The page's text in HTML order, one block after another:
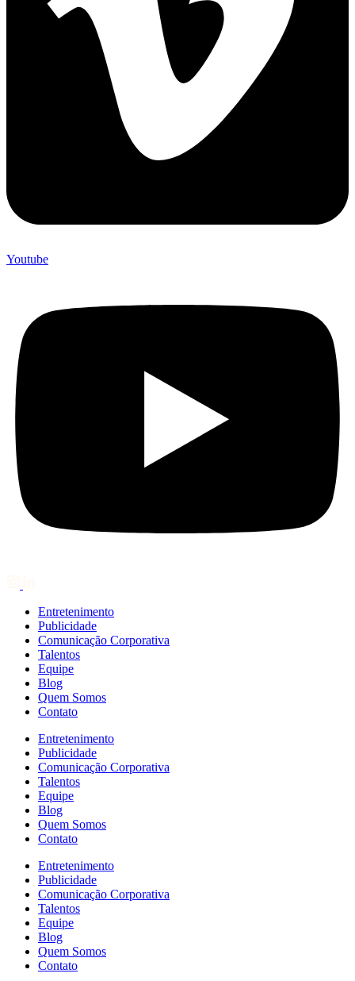
Youtube
Entretenimento
Publicidade
Comunicação Corporativa
Talentos
Equipe
Blog
Quem Somos
Contato
Entretenimento
Publicidade
Comunicação Corporativa
Talentos
Equipe
Blog
Quem Somos
Contato
Entretenimento
Publicidade
Comunicação Corporativa
Talentos
Equipe
Blog
Quem Somos
Contato